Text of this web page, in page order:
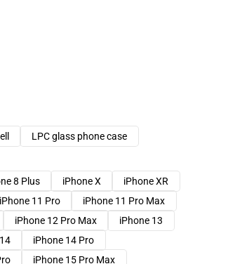
LPC glass phone case
8 Plus iPhone X
iPhone XR
iPhone 11 Pro
iPhone 11 Pro Max
iPhone 12 Pro Max
iPhone 13
iPhone 14 Pro
iPhone 15 Pro Max